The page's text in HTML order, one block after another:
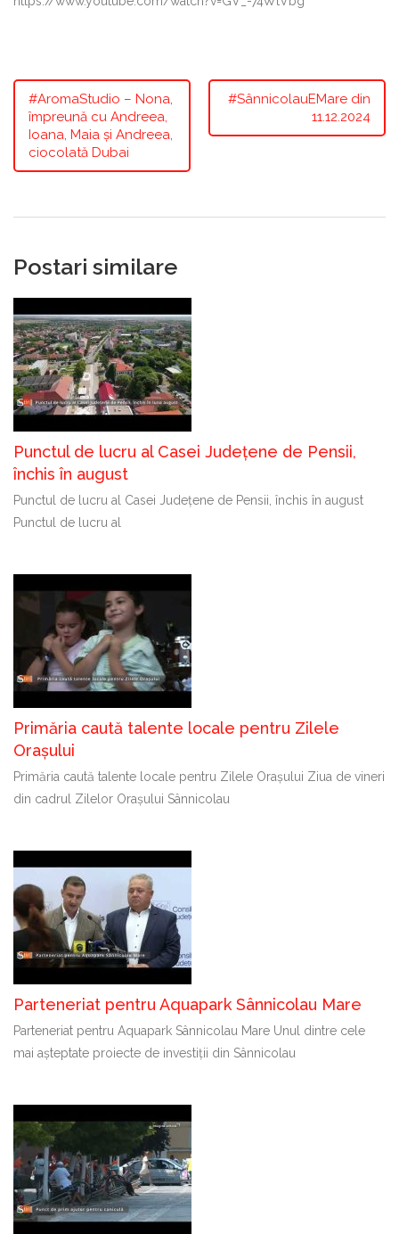
#AromaStudio – Nona,
împreună cu Andreea,
Ioana, Maia și Andreea,
ciocolată Dubai
#SânnicolauEMare din
11.12.2024
Postari similare
Punctul de lucru al Casei Județene de Pensii,
închis în august
Punctul de lucru al Casei Județene de Pensii, închis în august
Punctul de lucru al
Primăria caută talente locale pentru Zilele
Orașului
Primăria caută talente locale pentru Zilele Orașului Ziua de vineri
din cadrul Zilelor Orașului Sânnicolau
Parteneriat pentru Aquapark Sânnicolau Mare
Parteneriat pentru Aquapark Sânnicolau Mare Unul dintre cele
mai așteptate proiecte de investiții din Sânnicolau